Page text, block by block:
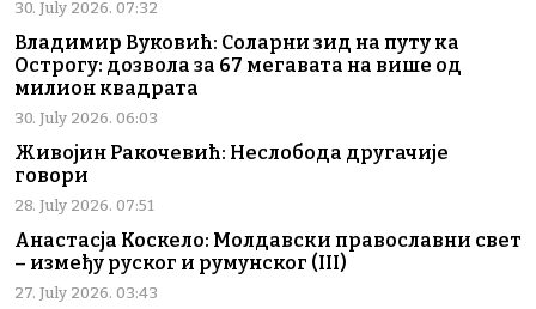
30. July 2026. 07:32
Владимир Вуковић: Соларни зид на путу ка
Острогу: дозвола за 67 мегавата на више од
милион квадрата
30. July 2026. 06:03
Живојин Ракочевић: Неслобода другачије
говори
28. July 2026. 07:51
Анастасја Коскело: Молдавски православни свет
– између руског и румунског (III)
27. July 2026. 03:43